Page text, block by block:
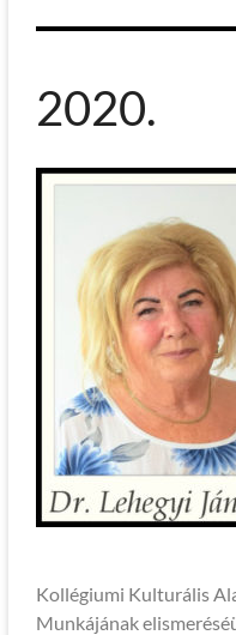
2020.
Kollégiumi Kulturális
Munkájának